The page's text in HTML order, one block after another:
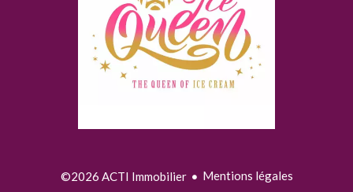
©2026 ACTI Immobilier
Mentions légales